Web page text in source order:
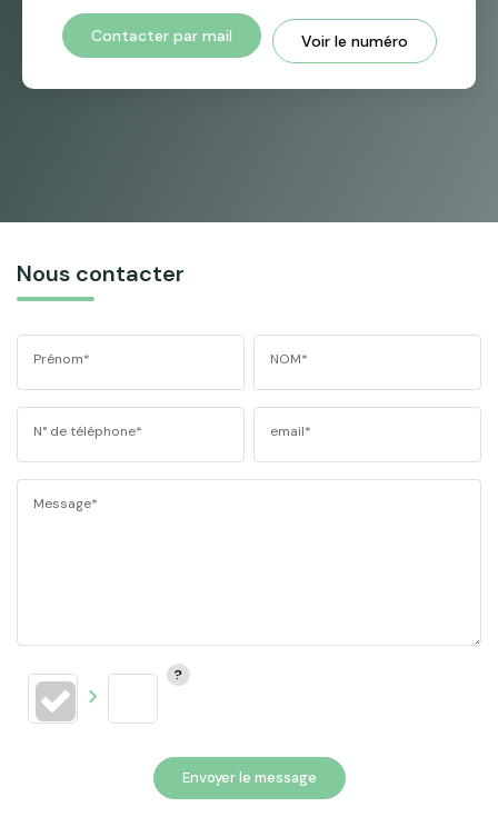
Contacter par mail Voir le numéro
Nous contacter
Prénom* NOM*
N° de téléphone* email*
Message*
Envoyer le message